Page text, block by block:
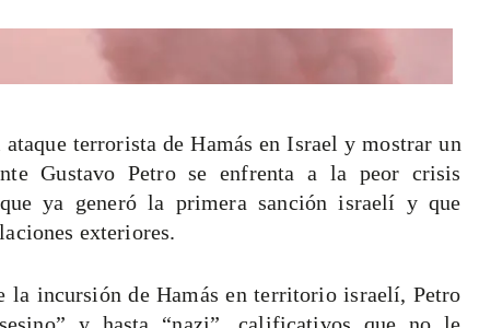
FOTO: GETTY Y COLPRENSA
terrorista de Hamás en Israel y mostrar un
Gustavo Petro se enfrenta a la peor crisis
ya generó la primera sanción israelí y que
exteriores.
la incursión de Hamás en territorio israelí, Petro